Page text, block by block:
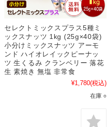
セレクトミックスプラス5種ミ
ックスナッツ 1kg (25g×40袋)
小分けミックスナッツ アーモ
ンド ハイオレイックピーナッ
ツ 生くるみ クランベリー 落花
生 素焼き 無塩 非常食
¥1,780(税込)
在庫 ○